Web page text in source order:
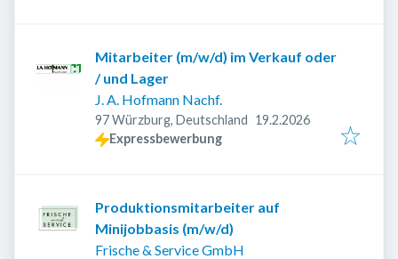
Mitarbeiter (m/w/d) im Verkauf oder
/ und Lager
J. A. Hofmann Nachf.
97 Würzburg, Deutschland Veröffentlicht
19.2.2026
Expressbewerbung
Produktionsmitarbeiter auf
Minijobbasis (m/w/d)
Frische & Service GmbH